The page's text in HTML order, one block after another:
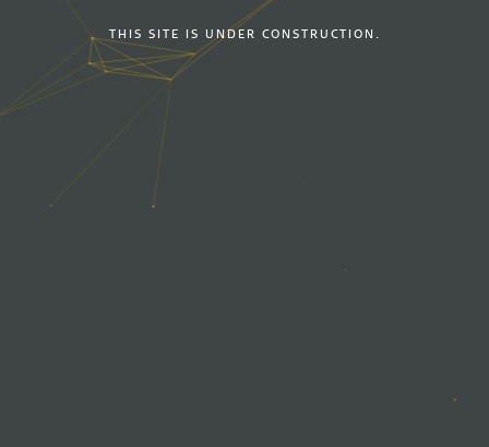
THIS SITE IS UNDER CONSTRUCTION.